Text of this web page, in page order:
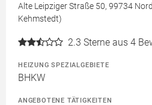
Alte Leipziger Straße 50, 99734
Kehmstedt)
2.3 Sterne aus 4
HEIZUNG SPEZIALGEBIETE
BHKW
ANGEBOTENE TÄTIGKEITEN